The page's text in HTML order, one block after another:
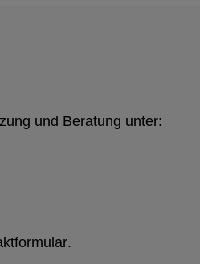
und Beratung unter:
.